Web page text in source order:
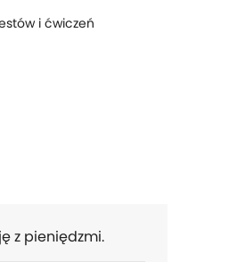
i ćwiczeń
z pieniędzmi.